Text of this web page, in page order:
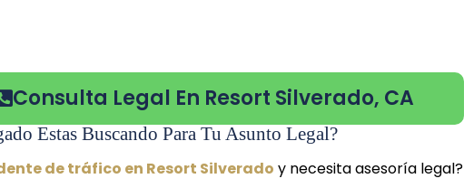
Consulta Legal En Resort Silverado, CA
Estas Buscando Para Tu Asunto Legal?
de tráfico en Resort Silverado y necesita asesoría legal?